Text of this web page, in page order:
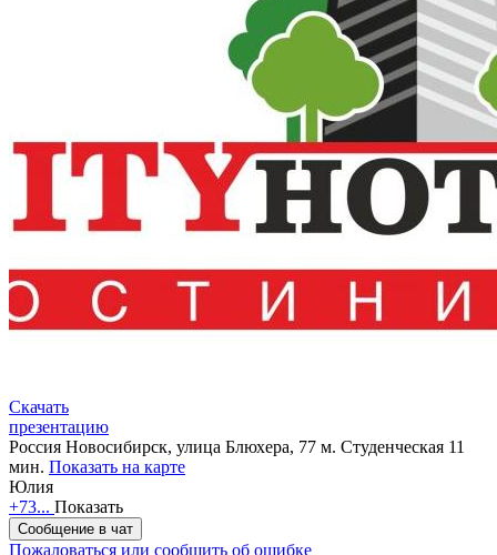
Скачать
презентацию
Россия Новосибирск, улица Блюхера, 77 м. Студенческая 11
мин. Показать на карте
Юлия
+73... Показать
Сообщение в чат
Пожаловаться или сообщить об ошибке